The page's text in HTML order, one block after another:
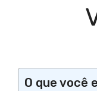
O que você